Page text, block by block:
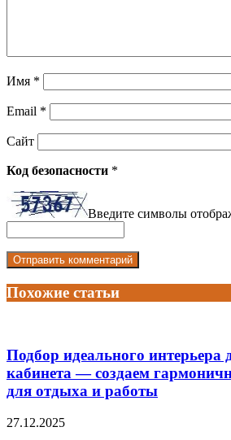
Имя *
Email *
Сайт
Код безопасности *
Введите символы
Похожие статьи
Подбор идеального интерьера
кабинета — создаем
для отдыха и работы
27.12.2025